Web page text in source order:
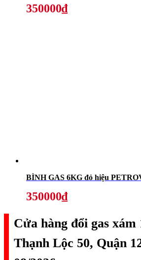
350000₫
BÌNH GAS 6KG đỏ hiệu
350000₫
Cửa hàng đổi gas
Thạnh Lộc 50, Quận